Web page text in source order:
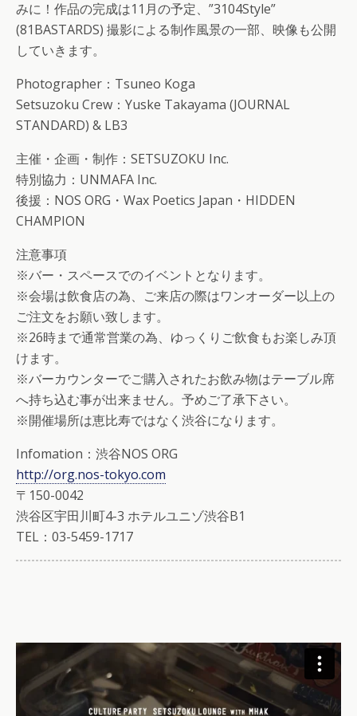
みに！作品の完成は11月の予定、”3104Style”
(81BASTARDS) 撮影による制作風景の一部、映像も公開
していきます。
Photographer：Tsuneo Koga
Setsuzoku Crew：Yuske Takayama (JOURNAL
STANDARD) & LB3
主催・企画・制作：SETSUZOKU Inc.
特別協力：UNMAFA Inc.
後援：NOS ORG・Wax Poetics Japan・HIDDEN
CHAMPION
注意事項
※バー・スペースでのイベントとなります。
※会場は飲食店の為、ご来店の際はワンオーダー以上の
ご注文をお願い致します。
※26時まで通常営業の為、ゆっくりご飲食もお楽しみ頂
けます。
※バーカウンターでご購入されたお飲み物はテーブル席
へ持ち込む事が出来ません。予めご了承下さい。
※開催場所は恵比寿ではなく渋谷になります。
Infomation：渋谷NOS ORG
http://org.nos-tokyo.com
〒150-0042
渋谷区宇田川町4-3 ホテルユニゾ渋谷B1
TEL：03-5459-1717